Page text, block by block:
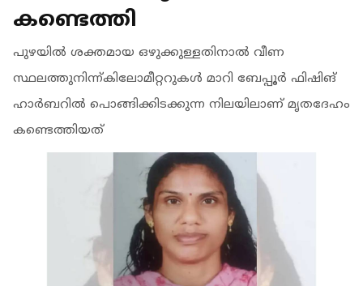
കണ്ടെത്തി
പുഴയില്‍ ശക്തമായ ഒഴുക്കുള്ളതിനാല്‍ വീണ
സ്ഥലത്തുനിന്ന്കിലോമീറ്ററുകള്‍ മാറി ബേപ്പൂര്‍ ഫിഷിങ്
ഹാര്‍ബറില്‍ പൊങ്ങിക്കിടക്കുന്ന നിലയിലാണ് മൃതദേഹം
കണ്ടെത്തിയത്